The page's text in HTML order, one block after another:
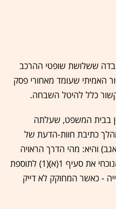
ששלושת שופטי ההרכב
האמיתי שעומד מאחורי פסק
קשור כלל להיטל השבחה.
בבית המשפט, שעלתה
כתיבת חוות-הדעת של
והיא: מהי הדרך הראויה
לפרש את החוק - ובמקרה הנוכחי את סעיף 1(א)(1) לתוספת
- כאשר המחוקק לא דייק